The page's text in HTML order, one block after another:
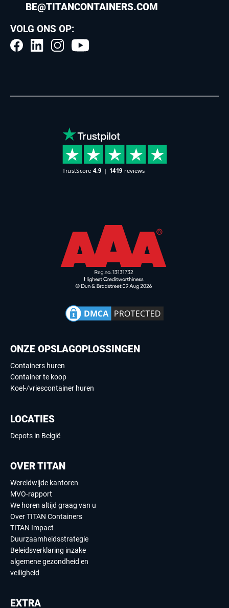
BE@TITANCONTAINERS.COM
VOLG ONS OP:
ONZE OPSLAGOPLOSSINGEN
Containers huren
Container te koop
Koel-/vriescontainer huren
LOCATIES
Depots in België
OVER TITAN
Wereldwijde kantoren
MVO-rapport
We horen altijd graag van u
Over TITAN Containers
TITAN Impact
Duurzaamheidsstrategie
Beleidsverklaring inzake
algemene gezondheid en
veiligheid
EXTRA